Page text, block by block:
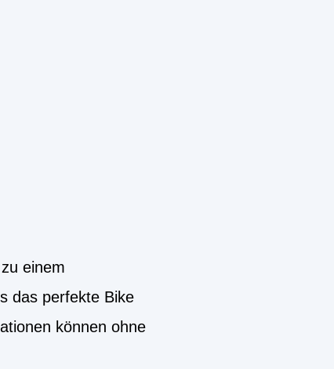
einem
das perfekte Bike
können ohne